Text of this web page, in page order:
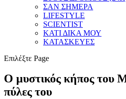
ΣΑΝ ΣΗΜΕΡΑ
LIFESTYLE
SCIENTIST
ΚΑΤΙ ΔΙΚΑ ΜΟΥ
ΚΑΤΑΣΚΕΥΕΣ
Επιλέξτε Page
Ο μυστικός κήπος του
πύλες του